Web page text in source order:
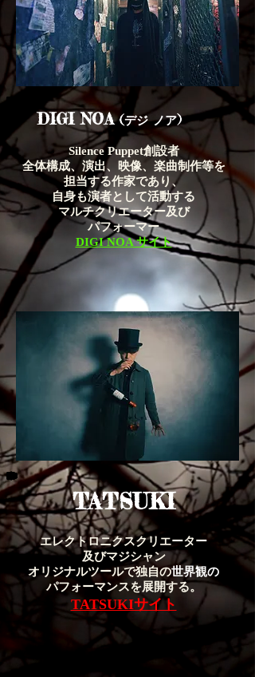
Silence Puppet創設者
全体構成、演出、映像、楽曲制作等を
担当する作家であり、
自身も演者として活動する
マルチクリエーター及び
パフォーマー
DIGI NOA サイト
DIGI NOA(デジ ノア)
TATSUKI
エレクトロニクスクリエーター​
及びマジシャン
オリジナルツールで独自の世界観の
パフォーマンスを展開する。
TATSUKIサイト